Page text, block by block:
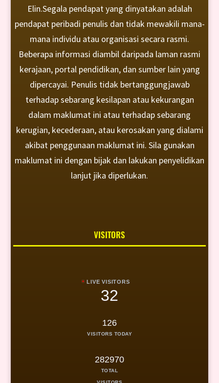
Elin.Segala pendapat yang dinyatakan adalah
pendapat peribadi penulis dan tidak mewakili mana-
mana individu atau organisasi secara rasmi.
Beberapa informasi diambil daripada laman rasmi
kerajaan, portal pendidikan, dan sumber lain yang
dipercayai. Penulis tidak bertanggungjawab
terhadap sebarang kesilapan atau kekurangan
dalam maklumat ini atau terhadap sebarang
kerugian, kecederaan, atau kerosakan yang dialami
akibat penggunaan maklumat ini. Sila gunakan
maklumat ini dengan bijak dan lakukan penyelidikan
lanjut jika diperlukan.
VISITORS
LIVE VISITORS
32
126
VISITORS TODAY
282970
TOTAL